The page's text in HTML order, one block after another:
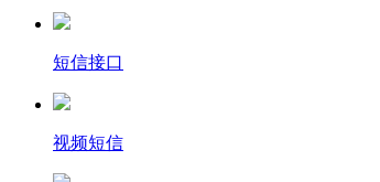
短信接口
视频短信